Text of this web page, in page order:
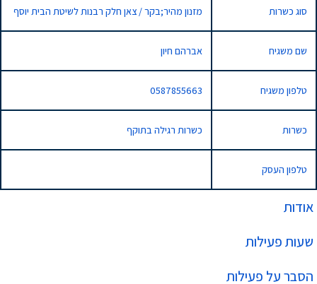
אודות
שעות פעילות
הסבר על פעילות
סוג כשרות מזנון מהיר;בקר / צאן חלק רבנות לשיטת הבית יוסף
שם משגיח אברהם חיון
טלפון משגיח 0587855663
כשרות כשרות רגילה בתוקף
טלפון העסק